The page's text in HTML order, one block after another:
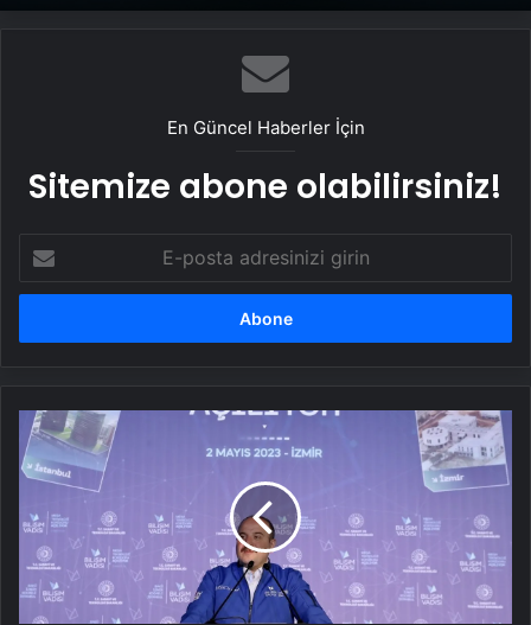
UETDS Nedir ? Uetds.com İle Akıllı Dijital
Taşımacılık Yazılımı
En Güncel Haberler İçin
Sitemize abone olabilirsiniz!
posta
adresinizi
Mega
Teknoloji
Koridoru
İzmir'den
açıldı...
Bakanlardan
mesaj
seli!